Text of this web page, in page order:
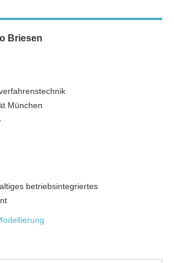
Briesen
München
betriebsintegriertes